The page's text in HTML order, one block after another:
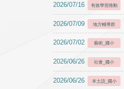
2026/07/16 有效學習推動
2026/07/09 地方輔導群
2026/07/02 藝術_國小
2026/06/26 社會_國小
2026/06/26 本土語_國小